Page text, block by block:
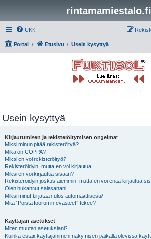
rintamamiestalo.fi
UKK
Portal Etusivu Usein kysyttyä
Usein kysyttyä
Kirjautumisen ja rekisteröitymisen ongelmat
Miksi minun pitää rekisteröityä?
Mikä on COPPA?
Miksi en voi rekisteröityä?
Rekisteröidyin, mutta en voi kirjautua!
Miksi en voi kirjautua sisään?
Rekisteröidyin joskus aiemmin, mutta en voi enää kirjautua
Olen hukannut salasanani!
Miksi minut kirjataan ulos automaattisesti?
Mitä “Poista foorumin evästeet” tekee?
Käyttäjän asetukset
Miten muutan asetuksiani?
Kuinka estän käyttäjänimeni näkymisen paikalla olevissa